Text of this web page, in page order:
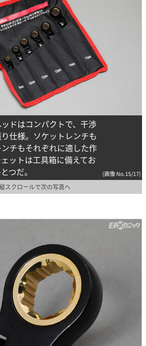
ドはコンパクトで、干渉
仕様。ソケットレンチも
チもそれぞれに適した作
ットは工具箱に備えてお
つだ。
(画像 No.15/17)
スクロールで次の写真へ